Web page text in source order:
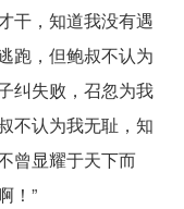
干，知道我没有遇
跑，但鲍叔不认为
纠失败，召忽为我
不认为我无耻，知
曾显耀于天下而
！”